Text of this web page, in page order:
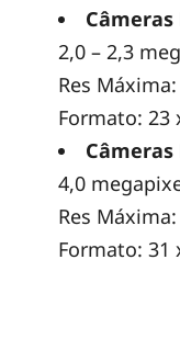
2,0 – 2,3
Res
Formato: 23
4,0
Res
Formato: 31